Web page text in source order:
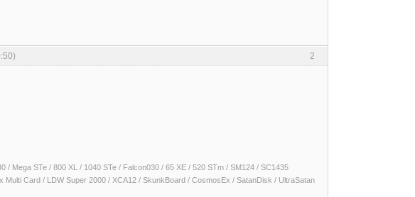
2
Mega STe / 800 XL / 1040 STe / Falcon030 / 65 XE / 520 STm / SM124 / SC1435
Card / LDW Super 2000 / XCA12 / SkunkBoard / CosmosEx / SatanDisk / UltraSatan